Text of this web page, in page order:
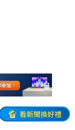
看新聞換好禮